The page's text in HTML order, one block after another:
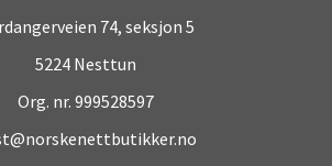
74, seksjon 5
5224 Nesttun
Org. nr. 999528597